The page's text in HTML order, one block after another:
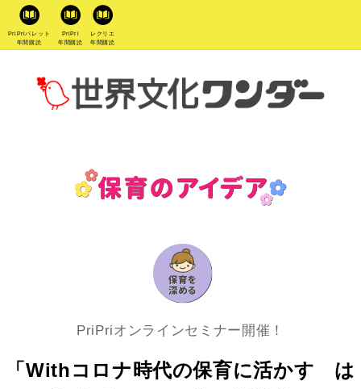
PriPriパレット
年間購読
PriPri
年間購読
レクリエ
年間購読
PriPriオンラインセミナー開催！
「Withコロナ時代の保育に活かす は